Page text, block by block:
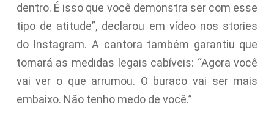
dentro. É isso que você demonstra ser com esse
tipo de atitude”, declarou em vídeo nos stories
do Instagram. A cantora também garantiu que
tomará as medidas legais cabíveis: “Agora você
vai ver o que arrumou. O buraco vai ser mais
embaixo. Não tenho medo de você.”